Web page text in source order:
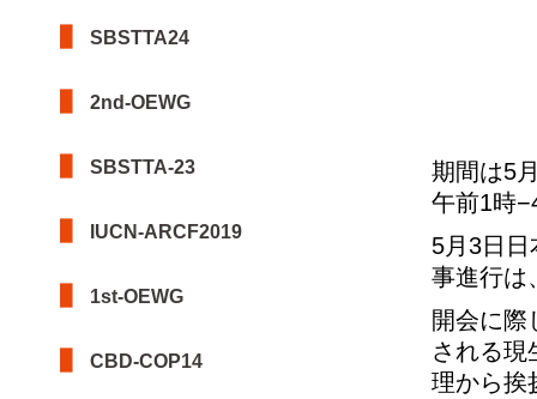
SBSTTA24
2nd-OEWG
SBSTTA-23
IUCN-ARCF2019
1st-OEWG
CBD-COP14
期間は5
午前1時
5月3日
事進行は
開会に際
される現
理から挨